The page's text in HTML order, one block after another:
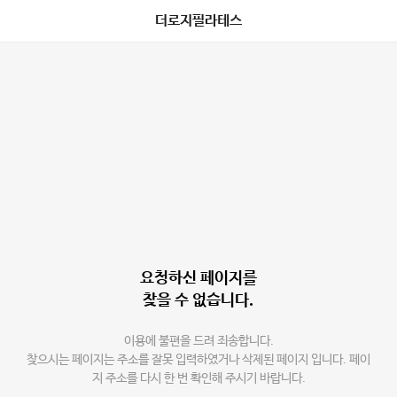
더로지필라테스
요청하신 페이지를
찾을 수 없습니다.
이용에 불편을 드려 죄송합니다.
찾으시는 페이지는 주소를 잘못 입력하였거나 삭제된 페이지 입니다. 페이
지 주소를 다시 한 번 확인해 주시기 바랍니다.